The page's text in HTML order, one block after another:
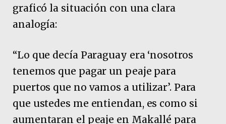
graficó la situación con una clara
analogía:
“Lo que decía Paraguay era ‘nosotros
tenemos que pagar un peaje para
puertos que no vamos a utilizar’. Para
que ustedes me entiendan, es como si
aumentaran el peaje en Makallé para